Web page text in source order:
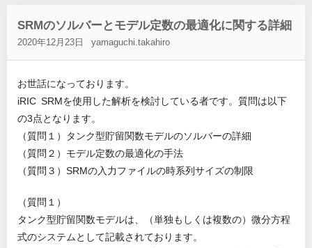
SRMのソルバーとモデル定数の最適化に関する詳細
2020年12月23日 yamaguchi.takahiro
お世話になっております。
iRIC SRMを使用した解析を検討している者です。質問は以下
の3点となります。
（質問１）タンク型貯留関数モデルのソルバーの詳細
（質問２）モデル定数の最適化の手法
（質問３）SRMの入力ファイルの時系列サイズの制限
（質問１）
タンク型貯留関数モデルは、（単独もしくは複数の）微分方程
式のシステムとして記載されております。